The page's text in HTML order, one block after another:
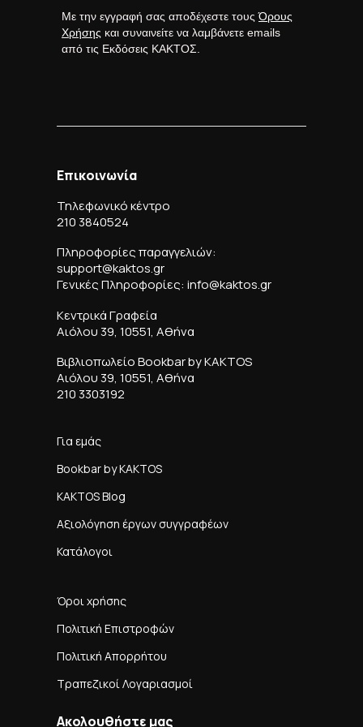
Με την εγγραφή σας αποδέχεστε τουςΌρους
Χρήσης και συναινείτε να λαμβάνετε emails
από τις Εκδόσεις ΚΑΚΤΟΣ.
Επικοινωνία
Τηλεφωνικό κέντρο
210 3840524
Πληροφορίες παραγγελιών:
support@kaktos.gr
Γενικές Πληροφορίες: info@kaktos.gr
Κεντρικά Γραφεία
Αιόλου 39, 10551, Αθήνα
Βιβλιοπωλείο Bookbar by KAKTOS
Αιόλου 39, 10551, Αθήνα
210 3303192
Για εμάς
Bookbar by KAKTOS
KAKTOS Blog
Αξιολόγηση έργων συγγραφέων
Κατάλογοι
Όροι χρήσης
Πολιτική Επιστροφών
Πολιτική Απορρήτου
Τραπεζικοί Λογαριασμοί
Ακολουθήστε μας